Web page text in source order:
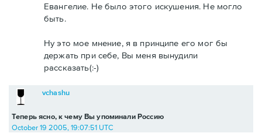
Евангелие. Не было этого искушения. Не могло
быть.
Ну это мое мнение, я в принципе его мог бы
держать при себе, Вы меня вынудили
рассказать(:-)
Теперь ясно, к чему Вы упоминали Россию
vchashu
October 19 2005, 19:07:51 UTC